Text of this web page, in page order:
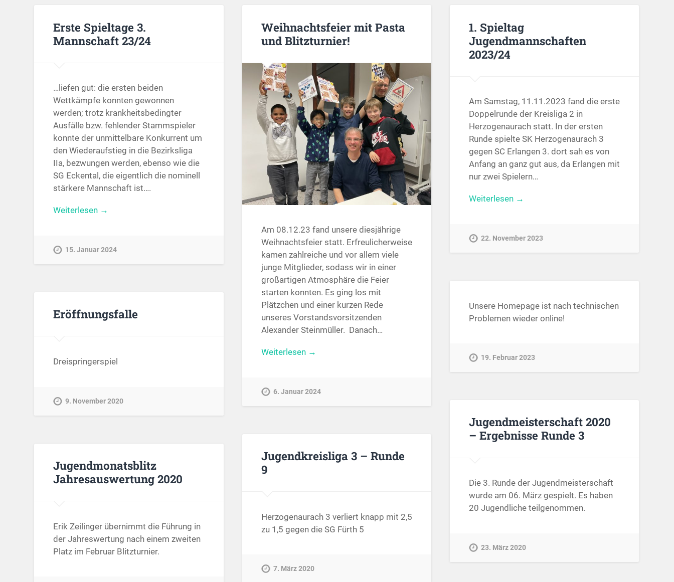
Erste Spieltage 3.
Mannschaft 23/24
…liefen gut: die ersten beiden
Wettkämpfe konnten gewonnen
werden; trotz krankheitsbedingter
Ausfälle bzw. fehlender Stammspieler
konnte der unmittelbare Konkurrent um
den Wiederaufstieg in die Bezirksliga
IIa, bezwungen werden, ebenso wie die
SG Eckental, die eigentlich die nominell
stärkere Mannschaft ist….
Weiterlesen →
15. Januar 2024
Weihnachtsfeier mit Pasta
und Blitzturnier!
Am 08.12.23 fand unsere diesjährige
Weihnachtsfeier statt. Erfreulicherweise
kamen zahlreiche und vor allem viele
junge Mitglieder, sodass wir in einer
großartigen Atmosphäre die Feier
starten konnten. Es ging los mit
Plätzchen und einer kurzen Rede
unseres Vorstandsvorsitzenden
Alexander Steinmüller. Danach…
Weiterlesen →
6. Januar 2024
1. Spieltag
Jugendmannschaften
2023/24
Am Samstag, 11.11.2023 fand die erste
Doppelrunde der Kreisliga 2 in
Herzogenaurach statt. In der ersten
Runde spielte SK Herzogenaurach 3
gegen SC Erlangen 3. dort sah es von
Anfang an ganz gut aus, da Erlangen mit
nur zwei Spielern…
Weiterlesen →
22. November 2023
Unsere Homepage ist nach technischen
Problemen wieder online!
19. Februar 2023
Eröffnungsfalle
Dreispringerspiel
9. November 2020
Jugendmeisterschaft 2020
– Ergebnisse Runde 3
Die 3. Runde der Jugendmeisterschaft
wurde am 06. März gespielt. Es haben
20 Jugendliche teilgenommen.
23. März 2020
Jugendkreisliga 3 – Runde
9
Herzogenaurach 3 verliert knapp mit 2,5
zu 1,5 gegen die SG Fürth 5
7. März 2020
Jugendmonatsblitz
Jahresauswertung 2020
Erik Zeilinger übernimmt die Führung in
der Jahreswertung nach einem zweiten
Platz im Februar Blitzturnier.